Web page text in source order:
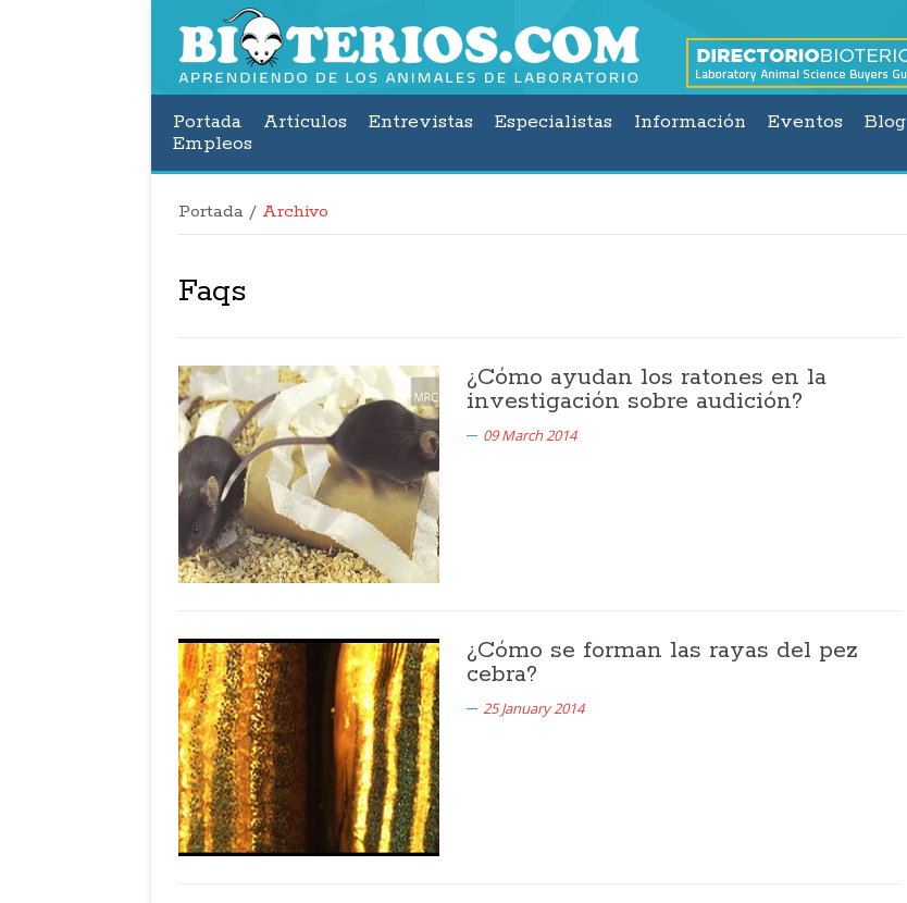
Portada Artículos Entrevistas Especialistas Información Eventos Blog
Empleos
Portada / Archivo
Faqs
¿Cómo ayudan los ratones en la
investigación sobre audición?
09 March 2014
¿Cómo se forman las rayas del pez
cebra?
25 January 2014